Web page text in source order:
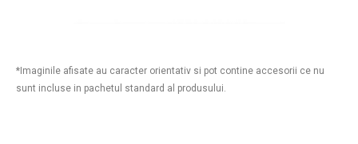
*Imaginile afisate au caracter orientativ si pot contine accesorii ce nu
sunt incluse in pachetul standard al produsului.